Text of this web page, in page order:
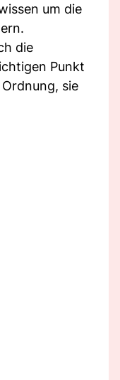
um die
die
Punkt
sie